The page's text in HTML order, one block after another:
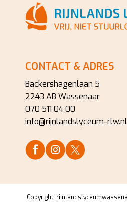
CONTACT & ADRES
Backershagenlaan 5
2243 AB Wassenaar
070 511 04 00
info@rijnlandslyceum-rlw.nl
Copyright: